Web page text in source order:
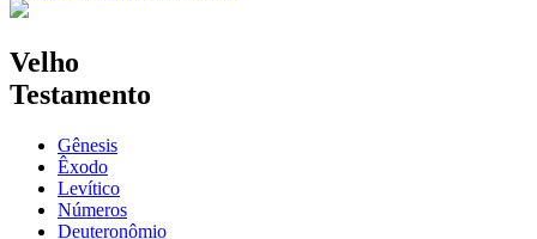
Velho
Testamento
Gênesis
Êxodo
Levítico
Números
Deuteronômio